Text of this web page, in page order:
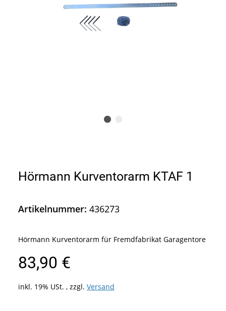
Hörmann Kurventorarm KTAF 1
Artikelnummer: 436273
Hörmann Kurventorarm für Fremdfabrikat Garagentore
83,90 €
inkl. 19% USt. , zzgl. Versand